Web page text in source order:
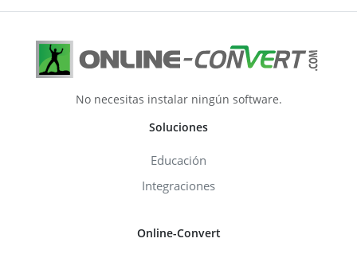
No necesitas instalar ningún software.
Soluciones
Educación
Integraciones
Online-Convert